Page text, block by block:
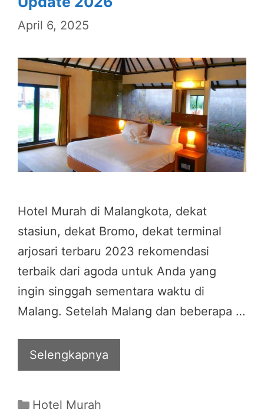
April 6, 2025
Hotel Murah di Malangkota, dekat
stasiun, dekat Bromo, dekat terminal
arjosari terbaru 2023 rekomendasi
terbaik dari agoda untuk Anda yang
ingin singgah sementara waktu di
Malang. Setelah Malang dan beberapa …
Selengkapnya
Categories
Hotel Murah